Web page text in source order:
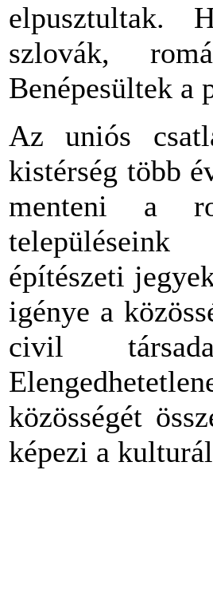
elpusztultak.
szlovák,
Benépesültek a
Az uniós
kistérség több
menteni a
településeink
építészeti
igénye a
civil
közösségét
képezi a